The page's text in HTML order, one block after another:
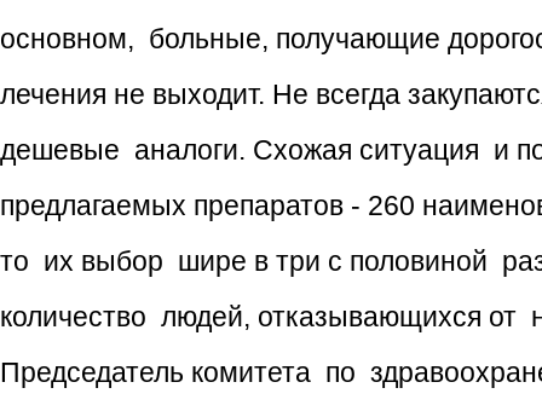
основном, больные, получающие
лечения не выходит. Не всегда
дешевые аналоги. Схожая ситуация и
предлагаемых препаратов - 260
то их выбор шире в три с половиной
количество людей, отказывающихся от
Председатель комитета по